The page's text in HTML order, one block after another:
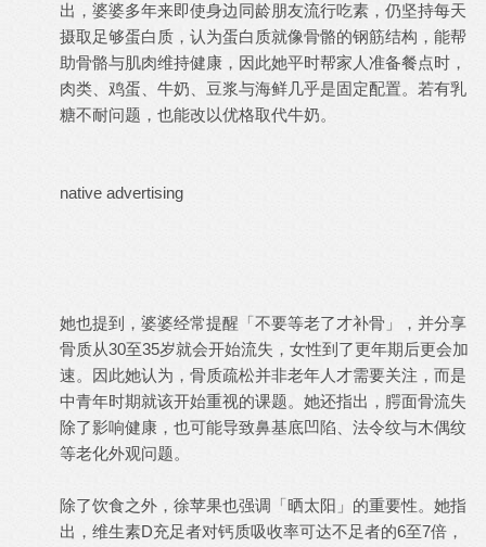
出，婆婆多年来即使身边同龄朋友流行吃素，仍坚持每天
摄取足够蛋白质，认为蛋白质就像骨骼的钢筋结构，能帮
助骨骼与肌肉维持健康，因此她平时帮家人准备餐点时，
肉类、鸡蛋、牛奶、豆浆与海鲜几乎是固定配置。若有乳
糖不耐问题，也能改以优格取代牛奶。
native advertising
她也提到，婆婆经常提醒「不要等老了才补骨」，并分享
骨质从30至35岁就会开始流失，女性到了更年期后更会加
速。因此她认为，骨质疏松并非老年人才需要关注，而是
中青年时期就该开始重视的课题。她还指出，腭面骨流失
除了影响健康，也可能导致鼻基底凹陷、法令纹与木偶纹
等老化外观问题。
除了饮食之外，徐苹果也强调「晒太阳」的重要性。她指
出，维生素D充足者对钙质吸收率可达不足者的6至7倍，